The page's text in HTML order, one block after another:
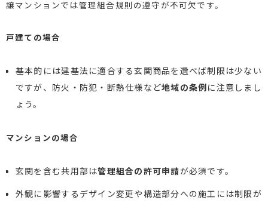
譲マンションでは管理組合規則の遵守が不可欠です。
戸建ての場合
基本的には建基法に適合する玄関商品を選べば制限は少ない
ですが、防火・防犯・断熱仕様など地域の条例に注意しまし
ょう。
マンションの場合
玄関を含む共用部は管理組合の許可申請が必須です。
外観に影響するデザイン変更や構造部分への施工には制限が